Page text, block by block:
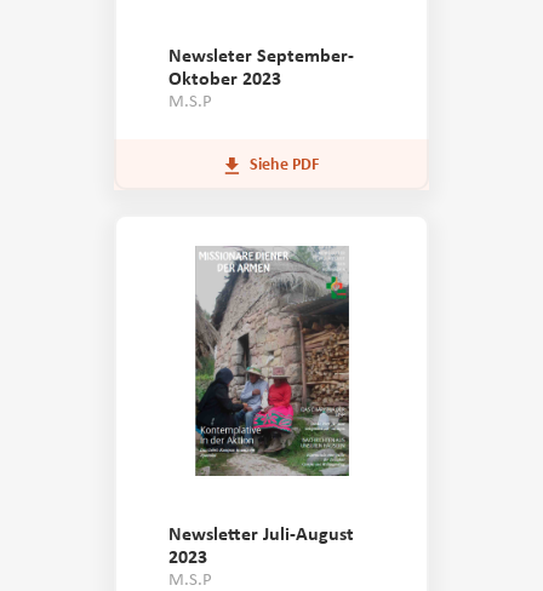
Newsleter September-
Oktober 2023
M.S.P
Siehe PDF
Newsletter Juli-August
2023
M.S.P